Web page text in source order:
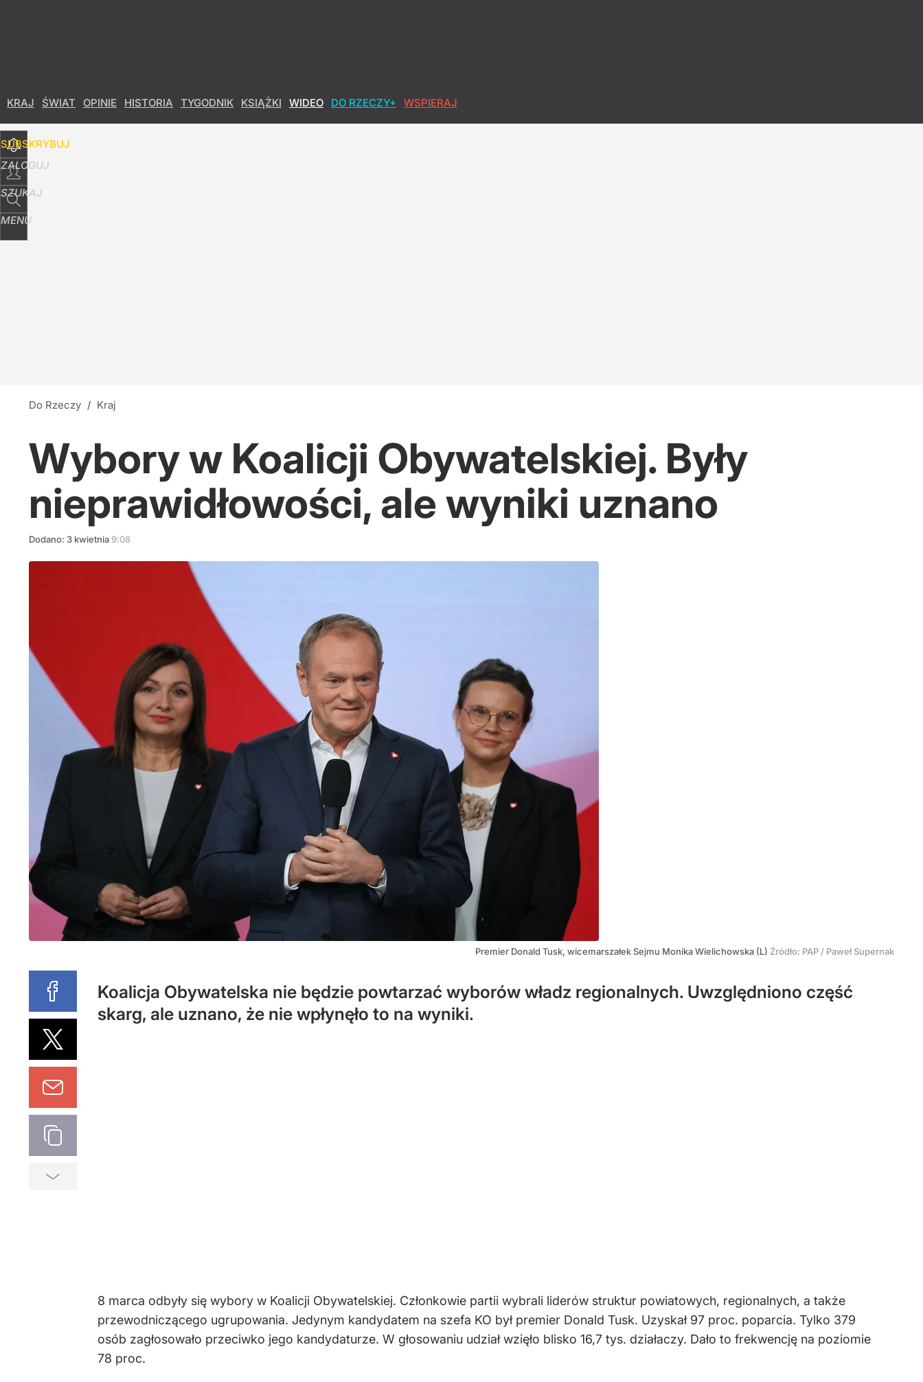
KRAJ ŚWIAT OPINIE HISTORIA TYGODNIK KSIĄŻKI WIDEO DO RZECZY+ WSPIERAJ
SUBSKRYBUJ
ZALOGUJ
SZUKAJ
MENU
Do Rzeczy / Kraj
Wybory w Koalicji Obywatelskiej. Były
nieprawidłowości, ale wyniki uznano
Dodano: 3 kwietnia 9:08
Premier Donald Tusk, wicemarszałek Sejmu Monika Wielichowska (L) Źródło: PAP / Paweł Supernak
Koalicja Obywatelska nie będzie powtarzać wyborów władz regionalnych. Uwzględniono część
skarg, ale uznano, że nie wpłynęło to na wyniki.
8 marca odbyły się wybory w Koalicji Obywatelskiej. Członkowie partii wybrali liderów struktur powiatowych, regionalnych, a także
przewodniczącego ugrupowania. Jedynym kandydatem na szefa KO był premier Donald Tusk. Uzyskał 97 proc. poparcia. Tylko 379
osób zagłosowało przeciwko jego kandydaturze. W głosowaniu udział wzięło blisko 16,7 tys. działaczy. Dało to frekwencję na poziomie
78 proc.